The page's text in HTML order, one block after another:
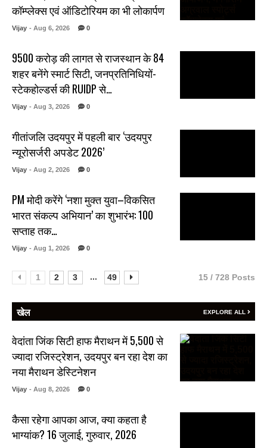
कॉम्प्लेक्स एवं ऑडिटोरियम का भी लोकार्पण
Vijay - Aug 6, 2026 0
₹9500 करोड़ की लागत से राजस्थान के 84
शहर बनेंगे स्मार्ट सिटी, जनप्रतिनिधियों-
स्टेकहोल्डर्स की RUIDP से…
Vijay - Aug 3, 2026 0
गीतांजलि उदयपुर में पहली बार ‘उदयपुर
न्यूरोसर्जरी अपडेट 2026’
Vijay - Aug 2, 2026 0
PM मोदी करेंगे ‘नशा मुक्त युवा–विकसित
भारत संकल्प अभियान’ का शुभारंभ: 100
सप्ताह तक…
Vijay - Aug 1, 2026 0
1 2 3 ... 49 15 / 728 Posts
खेल EXPLORE ALL
वेदांता जिंक सिटी हाफ मैराथन में 5,500 से
ज्यादा रजिस्ट्रेशन, उदयपुर बन रहा देश का
नया मैराथन डेस्टिनेशन
Vijay - Aug 8, 2026 0
कैसा रहेगा आपका आज, क्या कहता है
भाग्यांक? 16 जुलाई, गुरुवार, 2026